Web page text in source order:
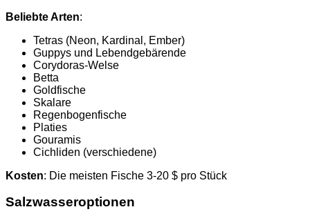
Beliebte Arten:
Tetras (Neon, Kardinal, Ember)
Guppys und Lebendgebärende
Corydoras-Welse
Betta
Goldfische
Skalare
Regenbogenfische
Platies
Gouramis
Cichliden (verschiedene)
Kosten: Die meisten Fische 3-20 $ pro Stück
Salzwasseroptionen